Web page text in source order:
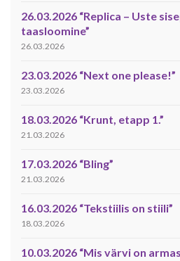
26.03.2026 “Replica – Uste
taasloomine”
26.03.2026
23.03.2026 “Next one please!”
23.03.2026
18.03.2026 “Krunt, etapp 1.”
21.03.2026
17.03.2026 “Bling”
21.03.2026
16.03.2026 “Tekstiilis on stiili”
18.03.2026
10.03.2026 “Mis värvi on